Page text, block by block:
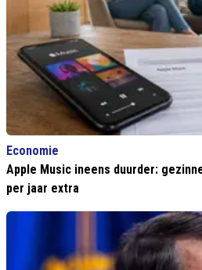
Economie
Apple Music ineens duurder:
per jaar extra